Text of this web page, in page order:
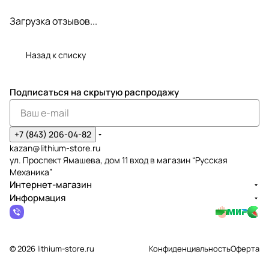
Загрузка отзывов...
Назад к списку
Подписаться на скрытую распродажу
+7 (843) 206-04-82
kazan@lithium-store.ru
ул. Проспект Ямашева, дом 11 вход в магазин “Русская
Механика”
Интернет-магазин
Информация
© 2026 lithium-store.ru КонфиденциальностьОферта